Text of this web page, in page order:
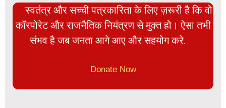
स्वतंत्र और सच्ची पत्रकारिता के लिए ज़रूरी है कि वो
कॉरपोरेट और राजनैतिक नियंत्रण से मुक्त हो। ऐसा तभी
संभव है जब जनता आगे आए और सहयोग करे.
Donate Now